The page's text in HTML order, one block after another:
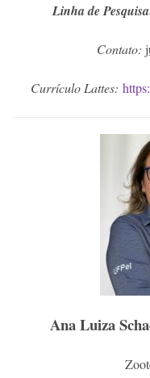
Linha de
Contato:
Currículo Lattes:
Ana Luiza